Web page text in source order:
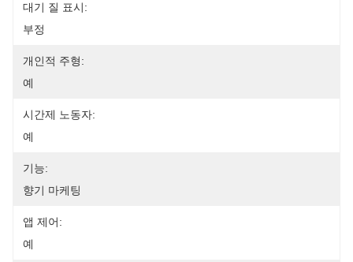
대기 질 표시:
부정
개인적 주형:
예
시간제 노동자:
예
기능:
향기 마케팅
앱 제어:
예